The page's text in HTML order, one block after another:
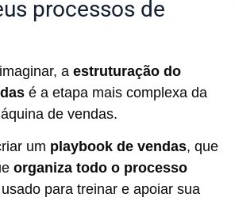
processos de
a estruturação do
é a etapa mais complexa da
de vendas.
um playbook de vendas, que
organiza todo o processo
para treinar e apoiar sua